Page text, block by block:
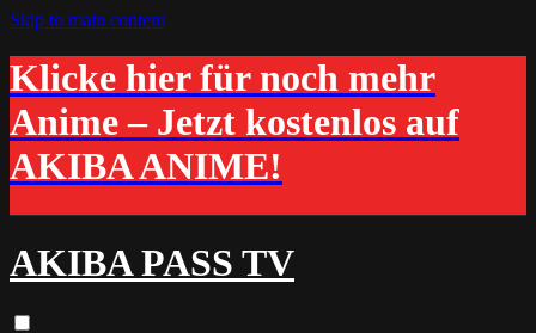
Skip to main content
Klicke hier für noch mehr
Anime – Jetzt kostenlos auf
AKIBA ANIME!
AKIBA PASS TV